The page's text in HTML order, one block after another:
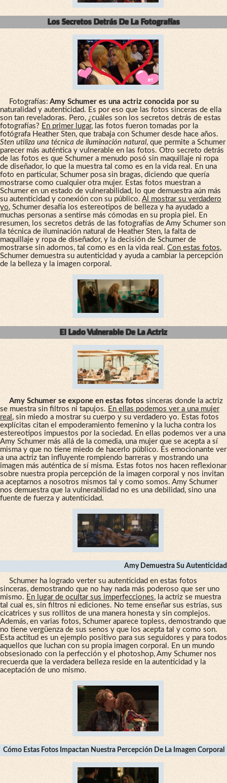
Los Secretos Detrás De La Fotografías
Fotografías: Amy Schumer es una actriz conocida por su
naturalidad y autenticidad. Es por eso que las fotos sinceras de ella
son tan reveladoras. Pero, ¿cuáles son los secretos detrás de estas
fotografías? En primer lugar, las fotos fueron tomadas por la
fotógrafa Heather Sten, que trabaja con Schumer desde hace años.
Sten utiliza una técnica de iluminación natural, que permite a Schumer
parecer más auténtica y vulnerable en las fotos. Otro secreto detrás
de las fotos es que Schumer a menudo posó sin maquillaje ni ropa
de diseñador, lo que la muestra tal como es en la vida real. En una
foto en particular, Schumer posa sin bragas, diciendo que quería
mostrarse como cualquier otra mujer. Estas fotos muestran a
Schumer en un estado de vulnerabilidad, lo que demuestra aún más
su autenticidad y conexión con su público. Al mostrar su verdadero
yo, Schumer desafía los estereotipos de belleza y ha ayudado a
muchas personas a sentirse más cómodas en su propia piel. En
resumen, los secretos detrás de las fotografías de Amy Schumer son
la técnica de iluminación natural de Heather Sten, la falta de
maquillaje y ropa de diseñador, y la decisión de Schumer de
mostrarse sin adornos, tal como es en la vida real. Con estas fotos,
Schumer demuestra su autenticidad y ayuda a cambiar la percepción
de la belleza y la imagen corporal.
El Lado Vulnerable De La Actriz
Amy Schumer se expone en estas fotos sinceras donde la actriz
se muestra sin filtros ni tapujos. En ellas podemos ver a una mujer
real , sin miedo a mostrar su cuerpo y su verdadero yo. Estas fotos
explícitas citan el empoderamiento femenino y la lucha contra los
estereotipos impuestos por la sociedad. En ellas podemos ver a una
Amy Schumer más allá de la comedia, una mujer que se acepta a sí
misma y que no tiene miedo de hacerlo público. Es emocionante ver
a una actriz tan influyente rompiendo barreras y mostrando una
imagen más auténtica de sí misma. Estas fotos nos hacen reflexionar
sobre nuestra propia percepción de la imagen corporal y nos invitan
a aceptarnos a nosotros mismos tal y como somos. Amy Schumer
nos demuestra que la vulnerabilidad no es una debilidad, sino una
fuente de fuerza y autenticidad.
Amy Demuestra Su Autenticidad
Schumer ha logrado verter su autenticidad en estas fotos
sinceras, demostrando que no hay nada más poderoso que ser uno
mismo. En lugar de ocultar sus imperfecciones, la actriz se muestra
tal cual es, sin filtros ni ediciones. No teme enseñar sus estrías, sus
cicatrices y sus rollitos de una manera honesta y sin complejos.
Además, en varias fotos, Schumer aparece topless, demostrando que
no tiene vergüenza de sus senos y que los acepta tal y como son.
Esta actitud es un ejemplo positivo para sus seguidores y para todos
aquellos que luchan con su propia imagen corporal. En un mundo
obsesionado con la perfección y el photoshop, Amy Schumer nos
recuerda que la verdadera belleza reside en la autenticidad y la
aceptación de uno mismo.
Cómo Estas Fotos Impactan Nuestra Percepción De La Imagen Corporal